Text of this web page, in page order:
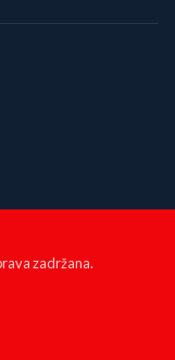
zadržana.